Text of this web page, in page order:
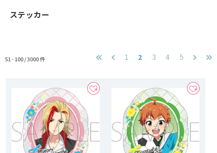
ステッカー
51 - 100 /3000件 1 2 3 4 5